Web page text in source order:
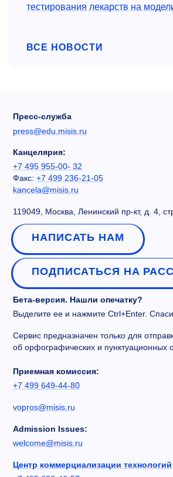
тестирования лекарств на
ВСЕ НОВОСТИ
Пресс-служба
press@edu.misis.ru
Канцелярия:
+7 495 955-00- 32
Факс: +7 499 236-21-05
kancela@misis.ru
119049, Москва, Ленинский пр-кт, д. 4,
НАПИСАТЬ НАМ
ПОДПИСАТЬСЯ НА
Бета-версия. Нашли опечатку?
Выделите ее и нажмите Ctrl+Enter.
Сервис предназначен только для
об орфографических и пунктуационных
Приемная комиссия:
+7 499 649-44-80
vopros@misis.ru
Admission Issues:
welcome@misis.ru
Центр коммерциализации технологий